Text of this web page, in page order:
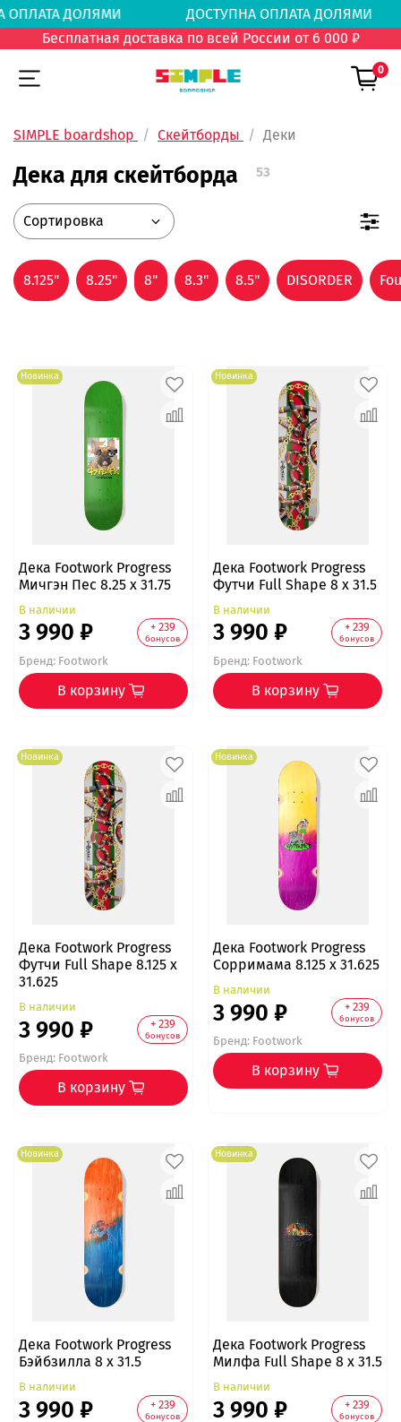
ОПЛАТА ДОЛЯМИ
ДОСТУПНА ОПЛАТА
Бесплатная доставка по всей России от 6 000 ₽
0
SIMPLE boardshop Скейтборды Деки
Дека для скейтборда 53
8.125" 8.25" 8" 8.3" 8.5" DISORDER
Новинка
Дека Footwork Progress
Мичгэн Пес 8.25 x 31.75
В наличии
3 990 ₽ + 239
бонусов
Бренд:Footwork
В корзину
Новинка
Дека Footwork Progress
Футчи Full Shape 8 x 31.5
В наличии
3 990 ₽ + 239
бонусов
Бренд:Footwork
В корзину
Новинка
Дека Footwork Progress
Футчи Full Shape 8.125 x
31.625
В наличии
3 990 ₽ + 239
бонусов
Бренд:Footwork
В корзину
Новинка
Дека Footwork Progress
Сорримама 8.125 x 31.625
В наличии
3 990 ₽ + 239
бонусов
Бренд:Footwork
В корзину
Новинка
Дека Footwork Progress
Бэйбзилла 8 x 31.5
В наличии
3 990 ₽ + 239
бонусов
Новинка
Дека Footwork Progress
Милфа Full Shape 8 x 31.5
В наличии
3 990 ₽ + 239
бонусов